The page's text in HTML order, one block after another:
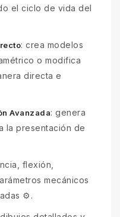
el ciclo de vida del
: crea modelos
o modifica
directa e
Avanzada: genera
la presentación de
flexión,
mecánicos
⚙️.